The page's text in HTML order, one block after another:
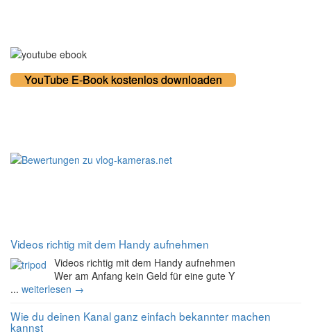
YouTube E-Book kostenlos downloaden
Videos richtig mit dem Handy aufnehmen
Videos richtig mit dem Handy aufnehmen
Wer am Anfang kein Geld für eine gute Y
... weiterlesen →
Wie du deinen Kanal ganz einfach bekannter machen
kannst